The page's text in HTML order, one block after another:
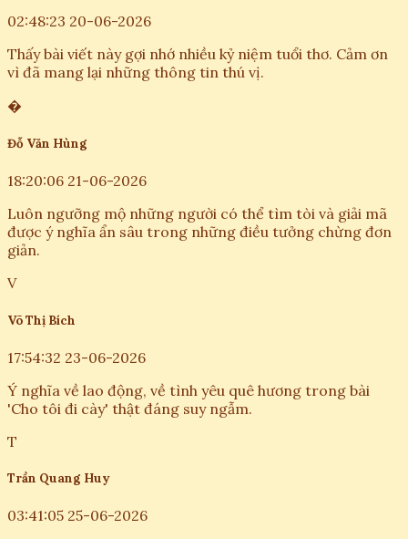
02:48:23 20-06-2026
Thấy bài viết này gợi nhớ nhiều kỷ niệm tuổi thơ. Cảm ơn
vì đã mang lại những thông tin thú vị.
�
Đỗ Văn Hùng
18:20:06 21-06-2026
Luôn ngưỡng mộ những người có thể tìm tòi và giải mã
được ý nghĩa ẩn sâu trong những điều tưởng chừng đơn
giản.
V
Võ Thị Bích
17:54:32 23-06-2026
Ý nghĩa về lao động, về tình yêu quê hương trong bài
'Cho tôi đi cày' thật đáng suy ngẫm.
T
Trần Quang Huy
03:41:05 25-06-2026